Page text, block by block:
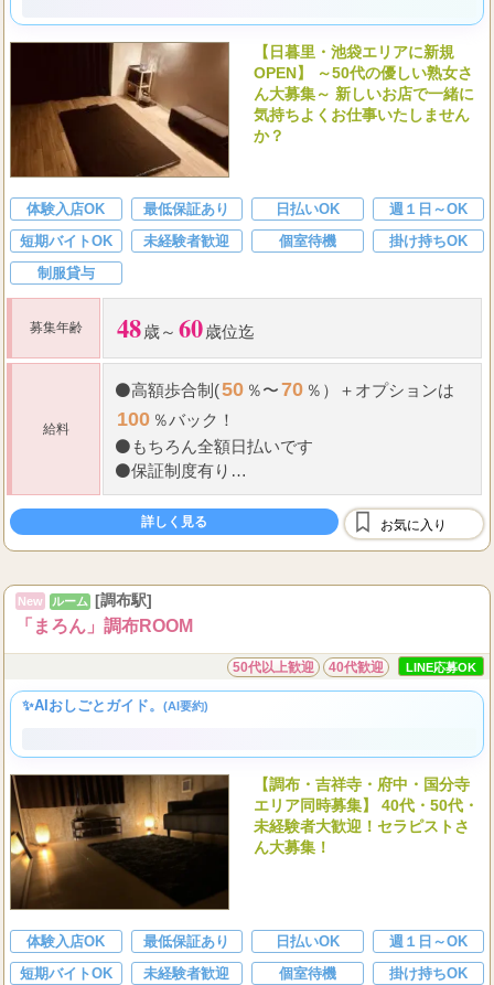
らでもあなたらしく働く喜びをきっと見つけてくれますよ。
【日暮里・池袋エリアに新規
OPEN】 ～50代の優しい熟女さ
ん大募集～ 新しいお店で一緒に
体験入店OK
短期バイトOK
未経験者歓迎 個室待機
掛け持ちOK
制服貸与
48歳～60歳位迄
⚫ 高額歩合制(50％〜70％）＋オプションは
100％バック！
⚫もちろん全額日払いです
保証制度有り
⚫罰金やノルマなど、もちろんございません！
毎...
New ルーム[調布駅]
✨AIおしごとガイド。(AI要約)
【調布・吉祥寺・府中・国分寺
エリア同時募集】 40代・50代・